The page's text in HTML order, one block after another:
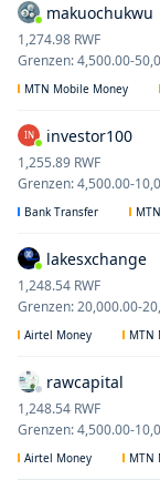
makuochukwu
1,274.98 RWF
Grenzen:4,500.00-
MTN Mobile Money
IN investor100
1,255.89 RWF
Grenzen:4,500.00-
Bank Transfer
lakesxchange
1,248.54 RWF
Grenzen:20,000.00-
Airtel Money MTN
rawcapital
1,248.54 RWF
Grenzen:4,500.00-
Airtel Money MTN